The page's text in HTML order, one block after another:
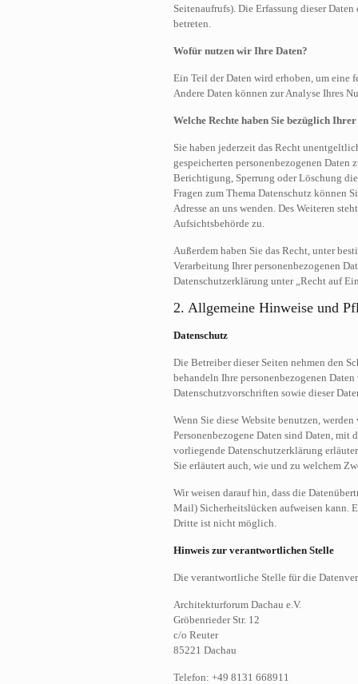
Seitenaufrufs). Die Erfassung dieser
betreten.
Wofür nutzen wir Ihre Daten?
Ein Teil der Daten wird erhoben, um eine
Andere Daten können zur Analyse Ihres
Welche Rechte haben Sie bezüglich
Sie haben jederzeit das Recht
gespeicherten personenbezogenen Daten
Berichtigung, Sperrung oder Löschung
Fragen zum Thema Datenschutz können
Adresse an uns wenden. Des Weiteren
Aufsichtsbehörde zu.
Außerdem haben Sie das Recht, unter
Verarbeitung Ihrer personenbezogenen
Datenschutzerklärung unter „Recht auf
2. Allgemeine Hinweise und
Datenschutz
Die Betreiber dieser Seiten nehmen den
behandeln Ihre personenbezogenen
Datenschutzvorschriften sowie dieser
Wenn Sie diese Website benutzen,
Personenbezogene Daten sind Daten,
vorliegende Datenschutzerklärung
Sie erläutert auch, wie und zu welchem
Wir weisen darauf hin, dass die
Mail) Sicherheitslücken aufweisen kann.
Dritte ist nicht möglich.
Hinweis zur verantwortlichen Stelle
Die verantwortliche Stelle für die
Architekturforum Dachau e.V.
Gröbenrieder Str. 12
c/o Reuter
85221 Dachau
Telefon: +49 8131 668911